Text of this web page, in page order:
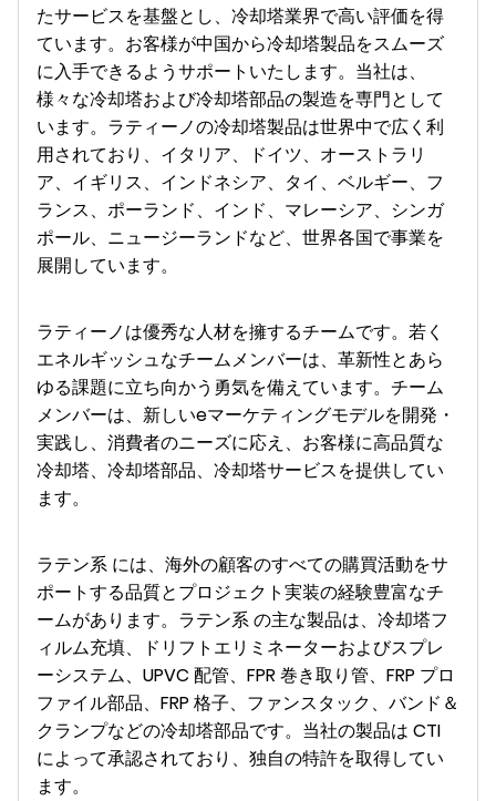
たサービスを基盤とし、冷却塔業界で高い評価を得
ています。お客様が中国から冷却塔製品をスムーズ
に入手できるようサポートいたします。当社は、
様々な冷却塔および冷却塔部品の製造を専門として
います。ラティーノの冷却塔製品は世界中で広く利
用されており、イタリア、ドイツ、オーストラリ
ア、イギリス、インドネシア、タイ、ベルギー、フ
ランス、ポーランド、インド、マレーシア、シンガ
ポール、ニュージーランドなど、世界各国で事業を
展開しています。
ラティーノは優秀な人材を擁するチームです。若く
エネルギッシュなチームメンバーは、革新性とあら
ゆる課題に立ち向かう勇気を備えています。チーム
メンバーは、新しいeマーケティングモデルを開発・
実践し、消費者のニーズに応え、お客様に高品質な
冷却塔、冷却塔部品、冷却塔サービスを提供してい
ます。
ラテン系 には、海外の顧客のすべての購買活動をサ
ポートする品質とプロジェクト実装の経験豊富なチ
ームがあります。ラテン系 の主な製品は、冷却塔フ
ィルム充填、ドリフトエリミネーターおよびスプレ
ーシステム、UPVC 配管、FPR 巻き取り管、FRP プロ
ファイル部品、FRP 格子、ファンスタック、バンド＆
クランプなどの冷却塔部品です。当社の製品は CTI
によって承認されており、独自の特許を取得してい
ます。